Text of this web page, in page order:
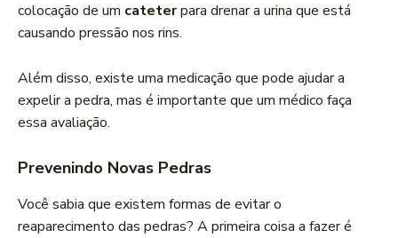
colocação de um cateterpara drenar a urina que está
causando pressão nos rins.
Além disso, existe uma medicação que pode ajudar a
expelir a pedra, mas é importante que um médico faça
essa avaliação.
Prevenindo Novas Pedras
Você sabia que existem formas de evitar o
reaparecimento das pedras? A primeira coisa a fazer é